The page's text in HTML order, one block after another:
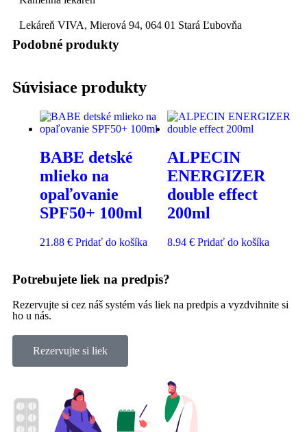
Lekáreň VIVA, Mierová 94, 064 01 Stará Ľubovňa
Podobné produkty
Súvisiace produkty
BABE detské
mlieko na
opaľovanie
SPF50+ 100ml
21.88 € Pridať do košíka
ALPECIN
ENERGIZER
double effect
200ml
8.94 € Pridať do košíka
Potrebujete liek na predpis?
Rezervujte si cez náš systém vás liek na predpis a vyzdvihnite si
ho u nás.
Rezervujte si liek